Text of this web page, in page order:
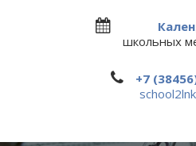
школьных
+7